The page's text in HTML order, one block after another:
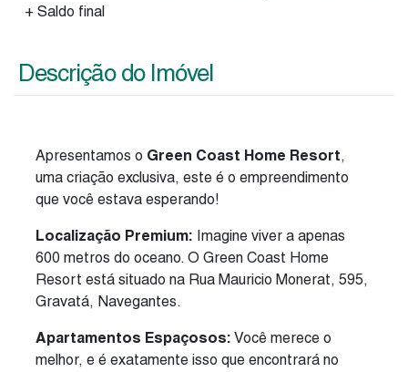
+ Saldo final
Descrição do Imóvel
Apresentamos o Green Coast Home Resort,
uma criação exclusiva, este é o empreendimento
que você estava esperando!
Localização Premium: Imagine viver a apenas
600 metros do oceano. O Green Coast Home
Resort está situado na Rua Mauricio Monerat, 595,
Gravatá, Navegantes.
Apartamentos Espaçosos: Você merece o
melhor, e é exatamente isso que encontrará no